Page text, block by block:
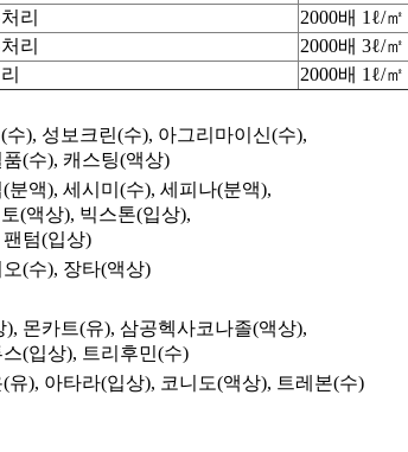
리 2000배 1ℓ/㎡
리 2000배 3ℓ/㎡
2000배 1ℓ/㎡
), 성보크린(수), 아그리마이신(수),
(수), 캐스팅(액상)
액), 세시미(수), 세피나(분액),
(액상), 빅스톤(입상),
텀(입상)
(수), 장타(액상)
몬카트(유), 삼공헥사코나졸(액상),
(입상), 트리후민(수)
), 아타라(입상), 코니도(액상), 트레본(수)